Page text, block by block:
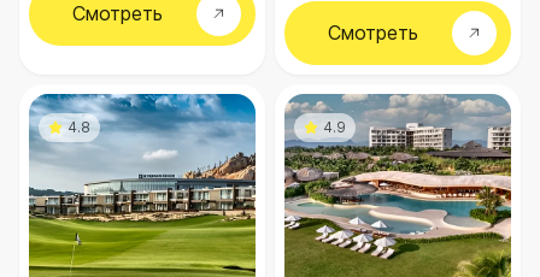
Смотреть
Смотреть
4.8 4.9